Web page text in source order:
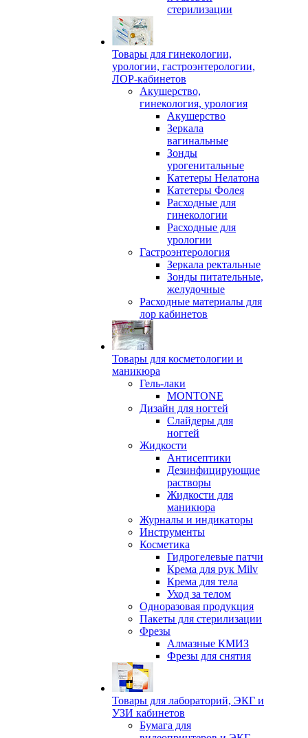
стерилизации
Товары для гинекологии,
урологии, гастроэнтерологии,
ЛОР-кабинетов
Акушерство,
гинекология, урология
Акушерство
Зеркала
вагинальные
Зонды
урогенитальные
Катетеры Нелатона
Катетеры Фолея
Расходные для
гинекологии
Расходные для
урологии
Гастроэнтерология
Зеркала ректальные
Зонды питательные,
желудочные
Расходные материалы для
лор кабинетов
Товары для косметологии и
маникюра
Гель-лаки
MONTONE
Дизайн для ногтей
Слайдеры для
ногтей
Жидкости
Антисептики
Дезинфицирующие
растворы
Жидкости для
маникюра
Журналы и индикаторы
Инструменты
Косметика
Гидрогелевые патчи
Крема для рук Milv
Крема для тела
Уход за телом
Одноразовая продукция
Пакеты для стерилизации
Фрезы
Алмазные КМИЗ
Фрезы для снятия
Товары для лабораторий, ЭКГ и
УЗИ кабинетов
Бумага для